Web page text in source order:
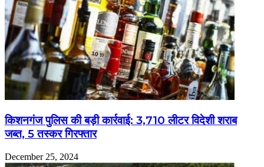
किशनगंज पुलिस की बड़ी कार्रवाई: 3,710 लीटर विदेशी शराब
जब्त, 5 तस्कर गिरफ्तार
December 25, 2024